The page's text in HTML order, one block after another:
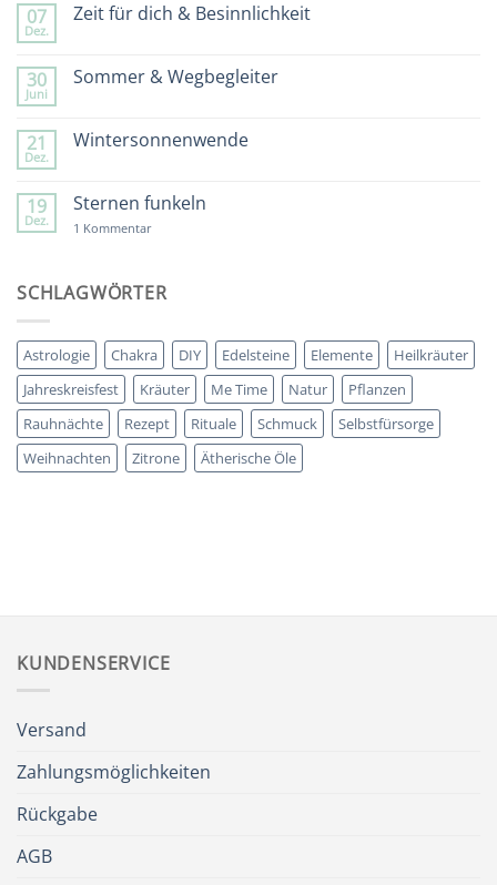
Spätsommer
07
Dez.
Zeit für dich & Besinnlichkeit
Zeit
Besinnlichkeit
30
Juni
Sommer & Wegbegleiter
Sommer
21
Dez.
Wintersonnenwende
Wintersonnenwende
19
Dez.
Sternen funkeln
1 Kommentarzu
SCHLAGWÖRTER
Astrologie Chakra DIY Edelsteine Elemente
Heilkräuter
Jahreskreisfest
Kräuter Me Time Natur
Pflanzen
Rauhnächte
Rezept Rituale Schmuck
Selbstfürsorge
Weihnachten
Zitrone Ätherische Öle
KUNDENSERVICE
Versand
Zahlungsmöglichkeiten
Rückgabe
AGB